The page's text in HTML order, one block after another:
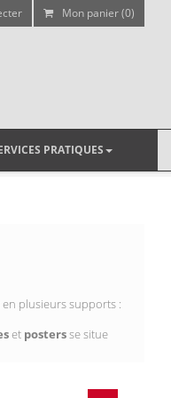
Mon panier (0)
PRATIQUES
plusieurs supports :
et postersse situe